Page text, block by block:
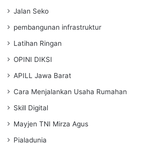
Jalan Seko
pembangunan infrastruktur
Latihan Ringan
OPINI DIKSI
APILL Jawa Barat
Cara Menjalankan Usaha Rumahan
Skill Digital
Mayjen TNI Mirza Agus
Pialadunia